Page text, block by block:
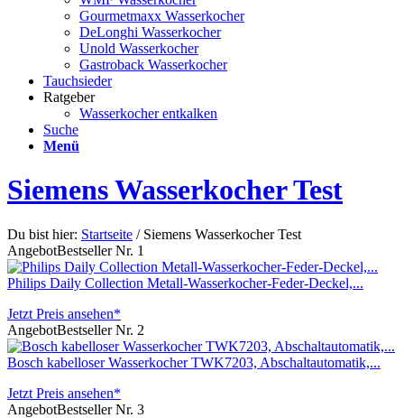
Gourmetmaxx Wasserkocher
DeLonghi Wasserkocher
Unold Wasserkocher
Gastroback Wasserkocher
Tauchsieder
Ratgeber
Wasserkocher entkalken
Suche
Menü
Siemens Wasserkocher Test
Du bist hier: Startseite / Siemens Wasserkocher Test
AngebotBestseller Nr. 1
Philips Daily Collection Metall-Wasserkocher-Feder-Deckel,...
Jetzt Preis ansehen*
AngebotBestseller Nr. 2
Bosch kabelloser Wasserkocher TWK7203, Abschaltautomatik,...
Jetzt Preis ansehen*
AngebotBestseller Nr. 3